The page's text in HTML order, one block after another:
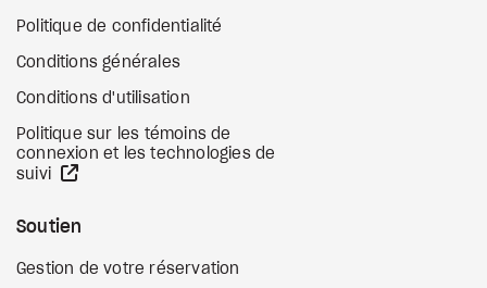
Politique de confidentialité
Conditions générales
Conditions d'utilisation
Politique sur les témoins de
connexion et les technologies de
suivi
Soutien
Gestion de votre réservation